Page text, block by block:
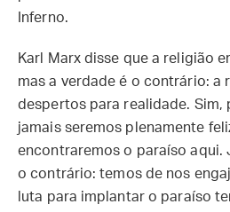
Inferno.
Karl Marx disse que a religião
mas a verdade é o contrário: a
despertos para realidade. Sim,
jamais seremos plenamente
encontraremos o paraíso aqui.
o contrário: temos de nos
luta para implantar o paraíso